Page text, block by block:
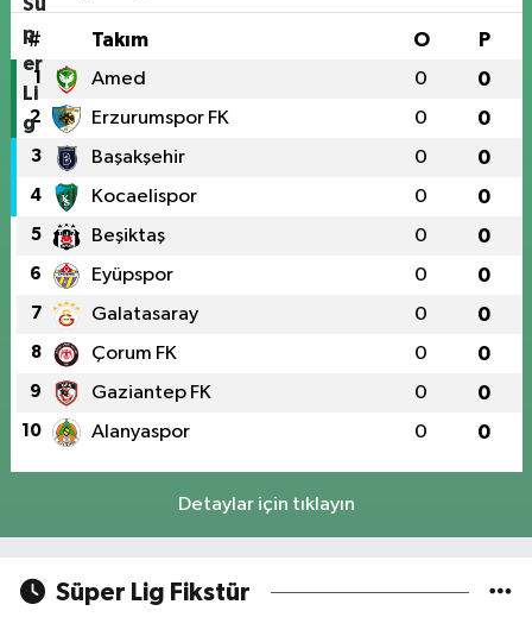
# Takım O P
1 Amed 0 0
2 Erzurumspor FK 0 0
3 Başakşehir 0 0
4 Kocaelispor 0 0
5 Beşiktaş 0 0
6 Eyüpspor 0 0
7 Galatasaray 0 0
8 Çorum FK 0 0
9 Gaziantep FK 0 0
10 Alanyaspor 0 0
Detaylar için tıklayın
Süper Lig Fikstür